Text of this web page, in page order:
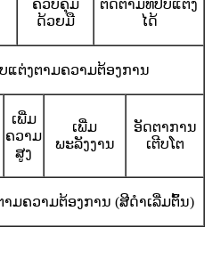
ຄວບຄຸມ
ດ້ວຍມື
ຕິດຕາມທີ່ປັບແຕ່ງ
ໄດ້
ແຕ່ງຕາມຄວາມຕ້ອງການ
ເພີ່ມ
ຄວາມ
ສູງ
ເພີ່ມ
ພະລັງງານ
ອັດຕາການ
ເຕີບໂຕ
າມຄວາມຕ້ອງການ (ສີດຳເລີ່ມຕົ້ນ)